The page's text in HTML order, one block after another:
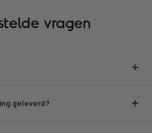
vragen
geleverd?